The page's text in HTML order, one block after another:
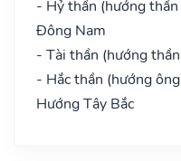
- Hỷ thần (hướng
Đông Nam
- Tài thần (hướng
- Hắc thần (hướng
Hướng Tây Bắc